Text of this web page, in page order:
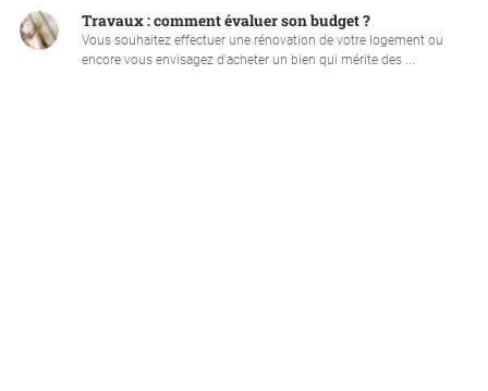
Travaux : comment évaluer son budget ?
Vous souhaitez effectuer une rénovation de votre logement ou
encore vous envisagez d'acheter un bien qui mérite des ...